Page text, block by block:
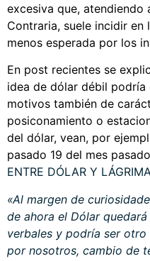
excesiva que, atendiendo
Contraria, suele incidir en
menos esperada por los
En post recientes se
idea de dólar débil
motivos también de
posiconamiento o
del dólar, vean, por
pasado 19 del mes
ENTRE DÓLAR Y
«Al margen de
de ahora el Dólar
verbales y podría ser
por nosotros, cambio de